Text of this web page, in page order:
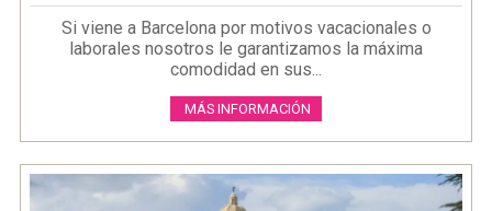
Si viene a Barcelona por motivos vacacionales o
laborales nosotros le garantizamos la máxima
comodidad en sus...
MÁS INFORMACIÓN